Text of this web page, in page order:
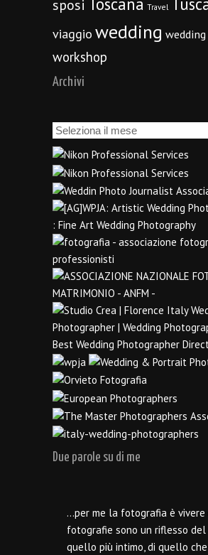
sposi Travel
viaggio wedding
workshop
Archivi
Archivi
Due parole su di me
…per me la fotografia è vivere
fotografie sono un riflesso del
quello più intimo, di quello